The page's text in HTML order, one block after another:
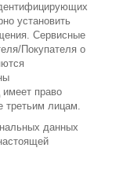
установить
Сервисные
Покупателя о
право
третьим лицам.
данных